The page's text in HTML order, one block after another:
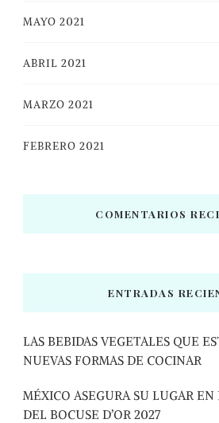
MAYO 2021
ABRIL 2021
MARZO 2021
FEBRERO 2021
COMENTARIOS
ENTRADAS
LAS BEBIDAS VEGETALES QUE
NUEVAS FORMAS DE COCINAR
MÉXICO ASEGURA SU LUGAR
DEL BOCUSE D’OR 2027